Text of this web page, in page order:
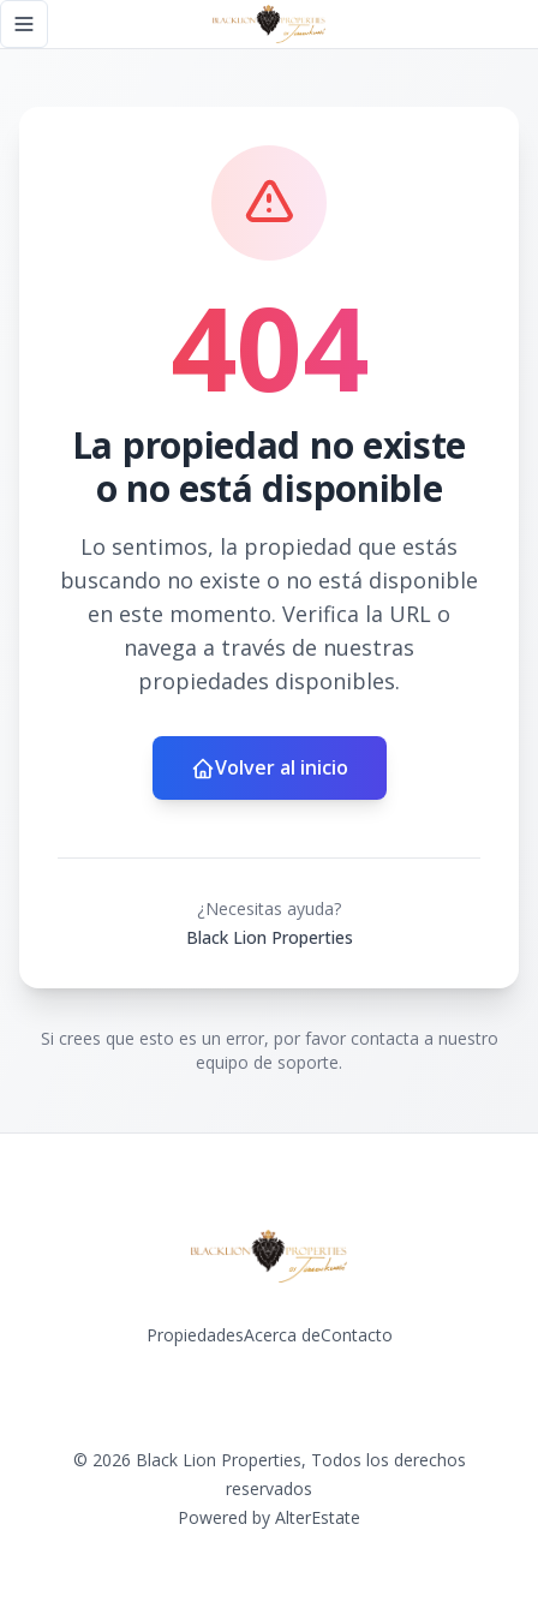
Toggle navigation menu
404
La propiedad no existe
o no está disponible
Lo sentimos, la propiedad que estás
buscando no existe o no está disponible
en este momento. Verifica la URL o
navega a través de nuestras
propiedades disponibles.
Volver al inicio
¿Necesitas ayuda?
Black Lion Properties
Si crees que esto es un error, por favor contacta a nuestro
equipo de soporte.
PropiedadesAcerca deContacto
© 2026 Black Lion Properties, Todos los derechos
reservados
Powered by AlterEstate
Página no encontrada - Black Lion Properties